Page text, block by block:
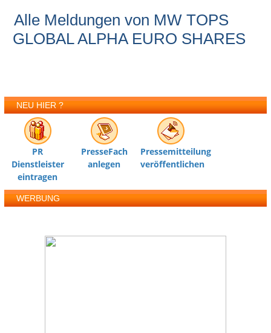
Alle Meldungen von MW TOPS
GLOBAL ALPHA EURO SHARES
NEU HIER ?
PR
Dienstleister
eintragen
PresseFach
anlegen
Pressemitteilung
veröffentlichen
WERBUNG